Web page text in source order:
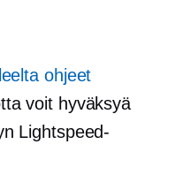
ohjeet
voit hyväksyä
Lightspeed-